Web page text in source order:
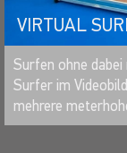
VIRTUAL
Surfen ohne
Surfer im
mehrere